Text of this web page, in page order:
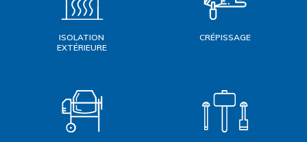
ISOLATION
EXTÉRIEURE
CRÉPISSAGE